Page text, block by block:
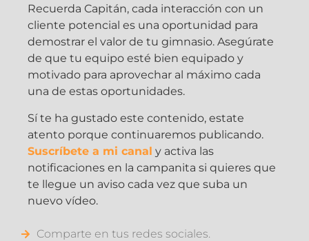
Recuerda Capitán, cada interacción con un
cliente potencial es una oportunidad para
demostrar el valor de tu gimnasio. Asegúrate
de que tu equipo esté bien equipado y
motivado para aprovechar al máximo cada
una de estas oportunidades.
Sí te ha gustado este contenido, estate
atento porque continuaremos publicando.
Suscríbete a mi canal y activa las
notificaciones en la campanita si quieres que
te llegue un aviso cada vez que suba un
nuevo vídeo.
Comparte en tus redes sociales.